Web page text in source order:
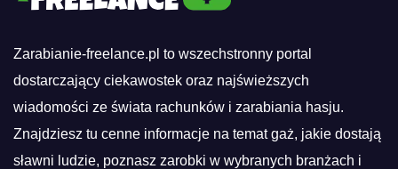
Zarabianie-freelance.pl to wszechstronny portal
dostarczający ciekawostek oraz najświeższych
wiadomości ze świata rachunków i zarabiania hasju.
Znajdziesz tu cenne informacje na temat gaż, jakie dostają
sławni ludzie, poznasz zarobki w wybranych branżach i